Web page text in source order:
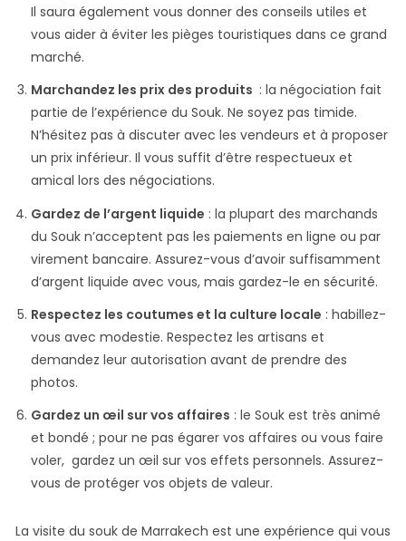
Il saura également vous donner des conseils utiles et
vous aider à éviter les pièges touristiques dans ce grand
marché.
Marchandez les prix des produits : la négociation fait
partie de l’expérience du Souk. Ne soyez pas timide.
N’hésitez pas à discuter avec les vendeurs et à proposer
un prix inférieur. Il vous suffit d’être respectueux et
amical lors des négociations.
Gardez de l’argent liquide : la plupart des marchands
du Souk n’acceptent pas les paiements en ligne ou par
virement bancaire. Assurez-vous d’avoir suffisamment
d’argent liquide avec vous, mais gardez-le en sécurité.
Respectez les coutumes et la culture locale : habillez-
vous avec modestie. Respectez les artisans et
demandez leur autorisation avant de prendre des
photos.
Gardez un œil sur vos affaires : le Souk est très animé
et bondé ; pour ne pas égarer vos affaires ou vous faire
voler, gardez un œil sur vos effets personnels. Assurez-
vous de protéger vos objets de valeur.
La visite du souk de Marrakech est une expérience qui vous